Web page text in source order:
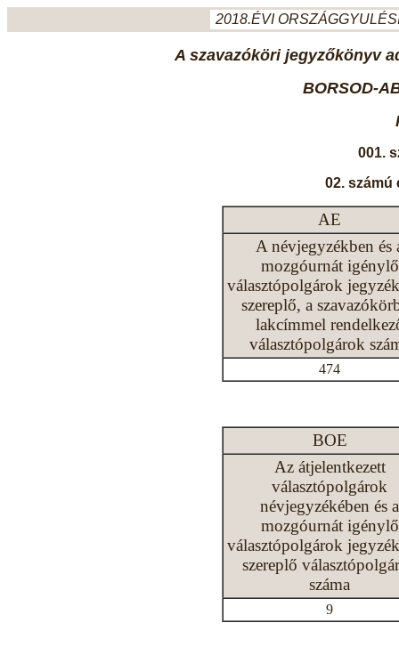
2018.ÉVI
A szavazóköri jegyzőkönyv
BORSOD-
001.
02. számú
AE
A névjegyzékben és
mozgóurnát igénylő
választópolgárok
szereplő, a
lakcímmel
választópolgárok
474
BOE
Az átjelentkezett
választópolgárok
névjegyzékében és a
mozgóurnát igénylő
választópolgárok
szereplő
száma
9